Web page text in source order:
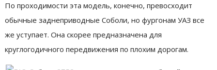
По проходимости эта модель, конечно, превосходит
обычные заднеприводные Соболи, но фургонам УАЗ все
же уступает. Она скорее предназначена для
круглогодичного передвижения по плохим дорогам.